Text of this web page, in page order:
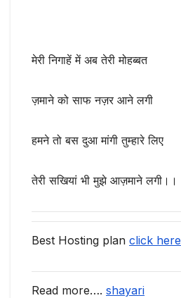
मेरी निगाहें में अब तेरी मोहब्बत
ज़माने को साफ नज़र आने लगी
हमने तो बस दुआ मांगी तुम्हारे लिए
तेरी सखियां भी मुझे आज़माने लगी।।
Best Hosting plan click here
Read more…. shayari